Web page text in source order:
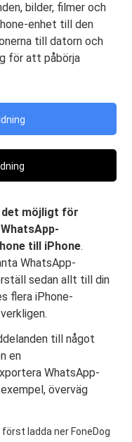
bilder, filmer och
enhet till den
till datorn och
för att påbörja
möjligt för
till iPhone.
WhatsApp-
sedan allt till din
flera iPhone-
till något
en
WhatsApp-
överväg
ladda ner FoneDog